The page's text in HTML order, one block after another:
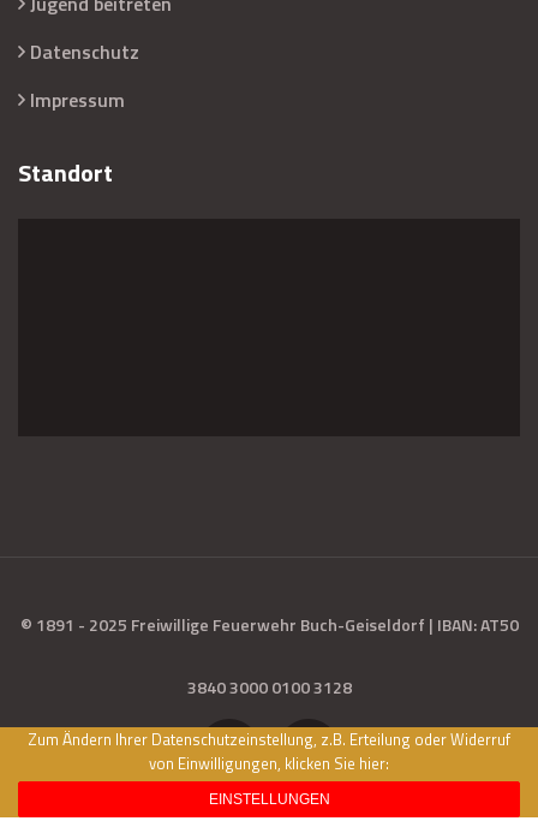
Datenschutz
Impressum
Standort
© 1891 - 2025 Freiwillige Feuerwehr Buch-Geiseldorf | IBAN: AT50
3840 3000 0100 3128
Zum Ändern Ihrer Datenschutzeinstellung, z.B. Erteilung oder Widerruf
von Einwilligungen, klicken Sie hier:
EINSTELLUNGEN